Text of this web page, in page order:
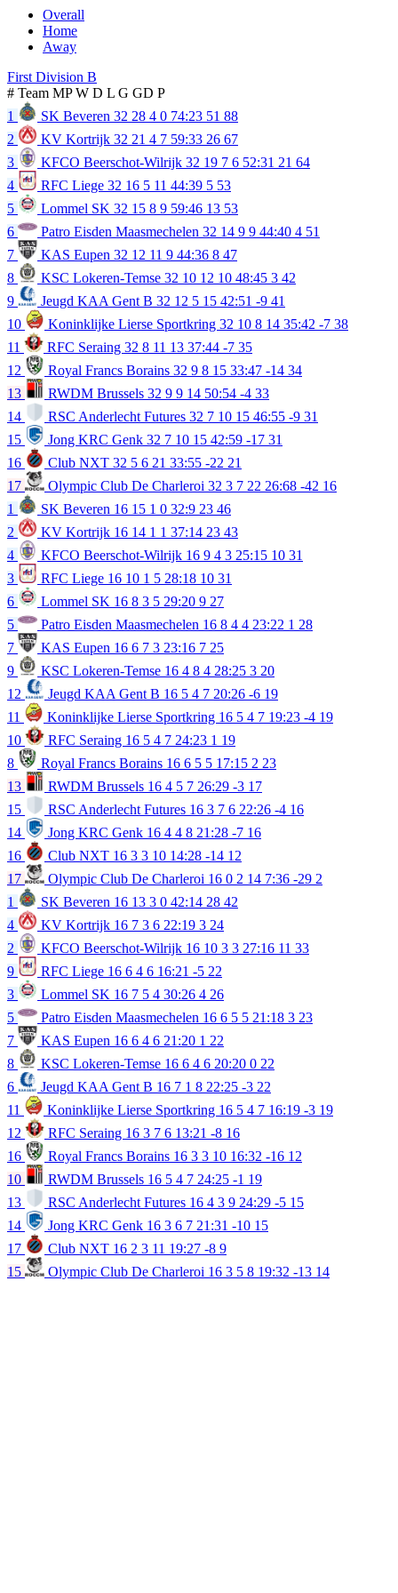
Overall
Home
Away
First Division B
# Team MP W D L G GD P
1
SK Beveren 32 28 4 0 74:23 51 88
2
KV Kortrijk 32 21 4 7 59:33 26 67
3
KFCO Beerschot-Wilrijk 32 19 7 6 52:31 21 64
4
RFC Liege 32 16 5 11 44:39 5 53
5
Lommel SK 32 15 8 9 59:46 13 53
6
Patro Eisden Maasmechelen 32 14 9 9 44:40 4 51
7
KAS Eupen 32 12 11 9 44:36 8 47
8
KSC Lokeren-Temse 32 10 12 10 48:45 3 42
9
Jeugd KAA Gent B 32 12 5 15 42:51 -9 41
10
Koninklijke Lierse Sportkring 32 10 8 14 35:42 -7 38
11
RFC Seraing 32 8 11 13 37:44 -7 35
12
Royal Francs Borains 32 9 8 15 33:47 -14 34
13
RWDM Brussels 32 9 9 14 50:54 -4 33
14
RSC Anderlecht Futures 32 7 10 15 46:55 -9 31
15
Jong KRC Genk 32 7 10 15 42:59 -17 31
16
Club NXT 32 5 6 21 33:55 -22 21
17
Olympic Club De Charleroi 32 3 7 22 26:68 -42 16
1
SK Beveren 16 15 1 0 32:9 23 46
2
KV Kortrijk 16 14 1 1 37:14 23 43
4
KFCO Beerschot-Wilrijk 16 9 4 3 25:15 10 31
3
RFC Liege 16 10 1 5 28:18 10 31
6
Lommel SK 16 8 3 5 29:20 9 27
5
Patro Eisden Maasmechelen 16 8 4 4 23:22 1 28
7
KAS Eupen 16 6 7 3 23:16 7 25
9
KSC Lokeren-Temse 16 4 8 4 28:25 3 20
12
Jeugd KAA Gent B 16 5 4 7 20:26 -6 19
11
Koninklijke Lierse Sportkring 16 5 4 7 19:23 -4 19
10
RFC Seraing 16 5 4 7 24:23 1 19
8
Royal Francs Borains 16 6 5 5 17:15 2 23
13
RWDM Brussels 16 4 5 7 26:29 -3 17
15
RSC Anderlecht Futures 16 3 7 6 22:26 -4 16
14
Jong KRC Genk 16 4 4 8 21:28 -7 16
16
Club NXT 16 3 3 10 14:28 -14 12
17
Olympic Club De Charleroi 16 0 2 14 7:36 -29 2
1
SK Beveren 16 13 3 0 42:14 28 42
4
KV Kortrijk 16 7 3 6 22:19 3 24
2
KFCO Beerschot-Wilrijk 16 10 3 3 27:16 11 33
9
RFC Liege 16 6 4 6 16:21 -5 22
3
Lommel SK 16 7 5 4 30:26 4 26
5
Patro Eisden Maasmechelen 16 6 5 5 21:18 3 23
7
KAS Eupen 16 6 4 6 21:20 1 22
8
KSC Lokeren-Temse 16 6 4 6 20:20 0 22
6
Jeugd KAA Gent B 16 7 1 8 22:25 -3 22
11
Koninklijke Lierse Sportkring 16 5 4 7 16:19 -3 19
12
RFC Seraing 16 3 7 6 13:21 -8 16
16
Royal Francs Borains 16 3 3 10 16:32 -16 12
10
RWDM Brussels 16 5 4 7 24:25 -1 19
13
RSC Anderlecht Futures 16 4 3 9 24:29 -5 15
14
Jong KRC Genk 16 3 6 7 21:31 -10 15
17
Club NXT 16 2 3 11 19:27 -8 9
15
Olympic Club De Charleroi 16 3 5 8 19:32 -13 14